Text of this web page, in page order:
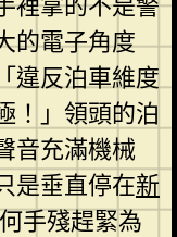
的電子角度
違反泊車維度
！」領頭的泊
音充滿機械
是垂直停在新
手殘趕緊為